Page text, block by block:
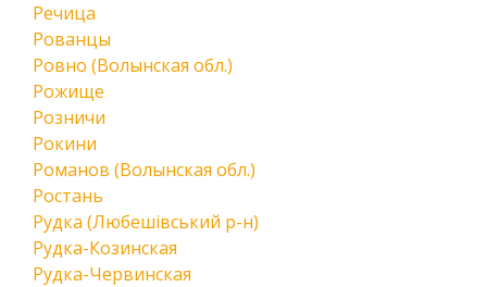
Речица
Рованцы
Ровно (Волынская обл.)
Рожище
Розничи
Рокини
Романов (Волынская обл.)
Ростань
Рудка (Любешівський р-н)
Рудка-Козинская
Рудка-Червинская